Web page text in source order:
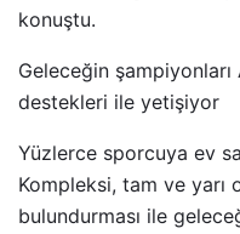
konuştu.
Geleceğin şampiyonları
destekleri ile yetişiyor
Yüzlerce sporcuya ev
Kompleksi, tam ve yarı
bulundurması ile